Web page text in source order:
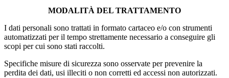
MODALITÀ DEL TRATTAMENTO
I dati personali sono trattati in formato cartaceo e/o con strumenti
automatizzati per il tempo strettamente necessario a conseguire gli
scopi per cui sono stati raccolti.
Specifiche misure di sicurezza sono osservate per prevenire la
perdita dei dati, usi illeciti o non corretti ed accessi non autorizzati.